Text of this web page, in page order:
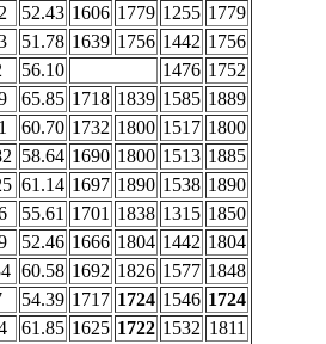
52.43 1606 1779 1255 1779
51.78 1639 1756 1442 1756
56.10 1476 1752
65.85 1718 1839 1585 1889
60.70 1732 1800 1517 1800
58.64 1690 1800 1513 1885
61.14 1697 1890 1538 1890
55.61 1701 1838 1315 1850
52.46 1666 1804 1442 1804
60.58 1692 1826 1577 1848
54.39 1717 1724 1546 1724
61.85 1625 1722 1532 1811